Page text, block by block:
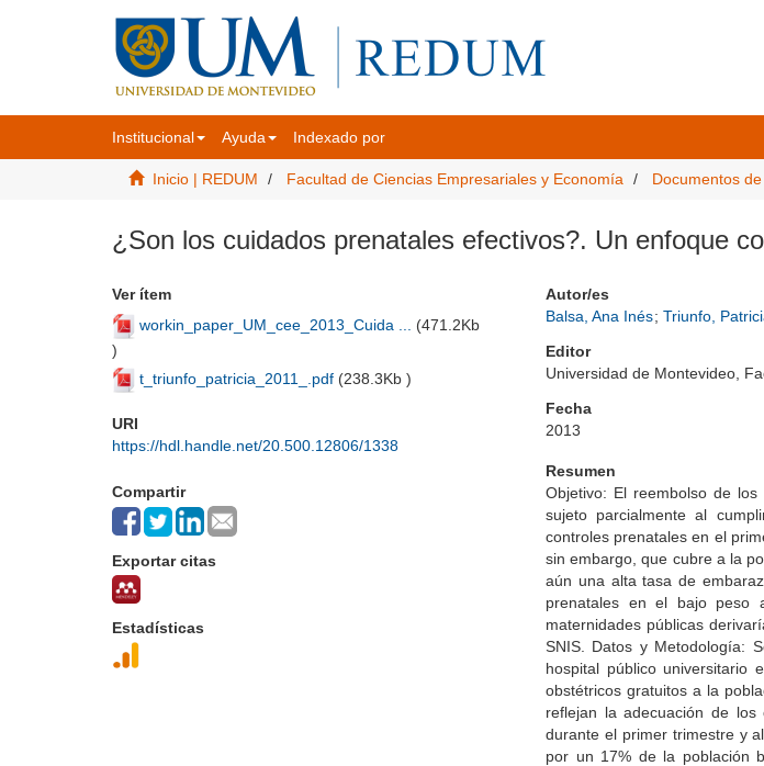
Institucional Ayuda Indexado por
Inicio | REDUM Facultad de Ciencias Empresariales y Economía Documentos
¿Son los cuidados prenatales efectivos?. Un enfoque
Ver ítem
workin_paper_UM_cee_2013_Cuida ... (471.2Kb
)
t_triunfo_patricia_2011_.pdf (238.3Kb )
URI
https://hdl.handle.net/20.500.12806/1338
Compartir
Exportar citas
Estadísticas
Autor/es
Balsa, Ana Inés; Triunfo,
Editor
Universidad de Montevideo,
Fecha
2013
Resumen
Objetivo: El reembolso de
sujeto parcialmente al
controles prenatales en el
sin embargo, que cubre a la
aún una alta tasa de
prenatales en el bajo peso
maternidades públicas
SNIS. Datos y Metodología:
hospital público universitario
obstétricos gratuitos a la
reflejan la adecuación de
durante el primer trimestre y
por un 17% de la población